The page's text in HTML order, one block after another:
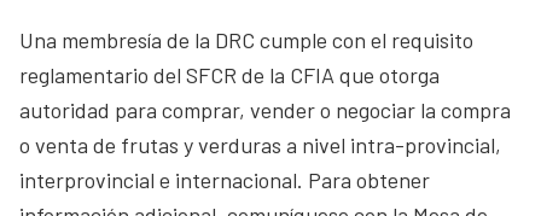
Una membresía de la DRC cumple con el requisito
reglamentario del SFCR de la CFIA que otorga
autoridad para comprar, vender o negociar la compra
o venta de frutas y verduras a nivel intra-provincial,
interprovincial e internacional. Para obtener